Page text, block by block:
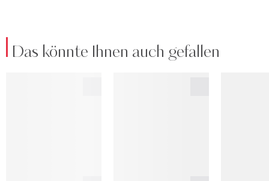
Das könnte Ihnen auch gefallen